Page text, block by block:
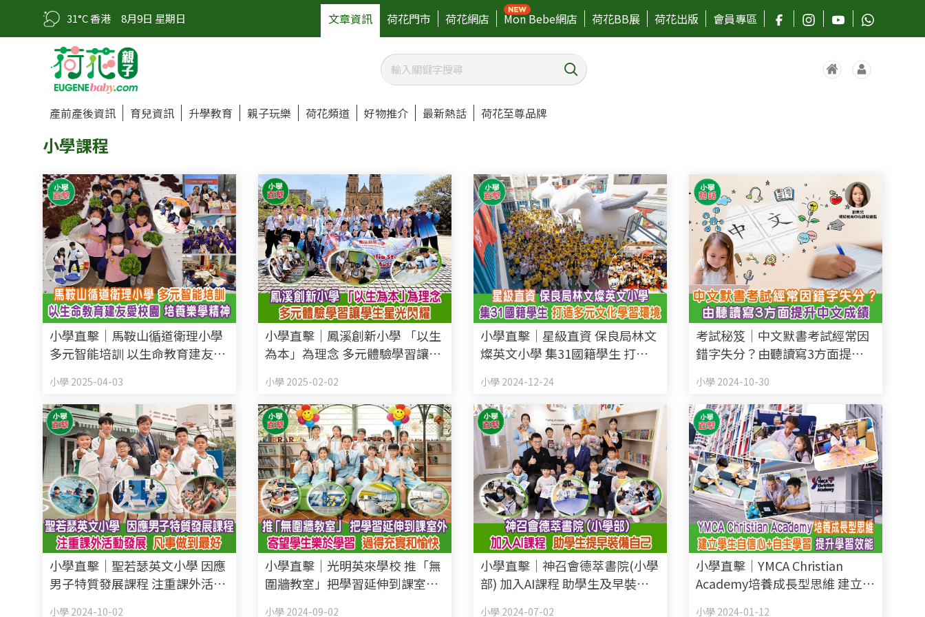
31°C 香港 8月9日 星期日 文章資訊 荷花門市 荷花網店 Mon Bebe網店 荷花BB展 荷花出版 會員專區
產前產後資訊 育兒資訊 升學教育 親子玩樂 荷花頻道 好物推介 最新熱話 荷花至尊品牌
小學課程
小學直擊｜馬鞍山循道衛理小學
多元智能培訓 以生命教育建友愛
小學 2025-04-03
小學直擊｜鳳溪創新小學 「以生
為本」為理念 多元體驗學習讓學
小學 2025-02-02
小學直擊｜星級直資 保良局林文
燦英文小學 集31國籍學生 打造
小學 2024-12-24
考試秘笈｜中文默書考試經常因
錯字失分？由聽讀寫3方面提升
小學 2024-10-30
小學直擊｜聖若瑟英文小學 因應
男子特質發展課程 注重課外活動
小學 2024-10-02
小學直擊｜光明英來學校 推「無
圍牆教室」把學習延伸到課室外
小學 2024-09-02
小學直擊｜神召會德萃書院(小學
部) 加入AI課程 助學生及早裝備
小學 2024-07-02
小學直擊｜YMCA Christian
Academy培養成長型思維 建立學
小學 2024-01-12